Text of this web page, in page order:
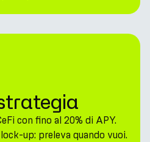
con fino al 20% di APY.
up: preleva quando vuoi.